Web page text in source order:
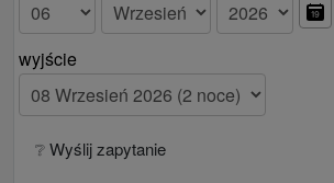
wyjście
❔ Wyślij zapytanie